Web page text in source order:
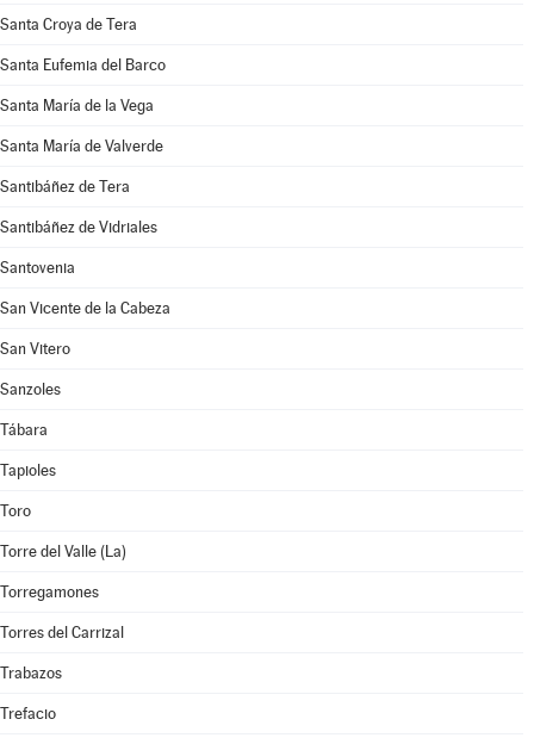
Santa Croya de Tera
Santa Eufemia del Barco
Santa María de la Vega
Santa María de Valverde
Santibáñez de Tera
Santibáñez de Vidriales
Santovenia
San Vicente de la Cabeza
San Vitero
Sanzoles
Tábara
Tapioles
Toro
Torre del Valle (La)
Torregamones
Torres del Carrizal
Trabazos
Trefacio